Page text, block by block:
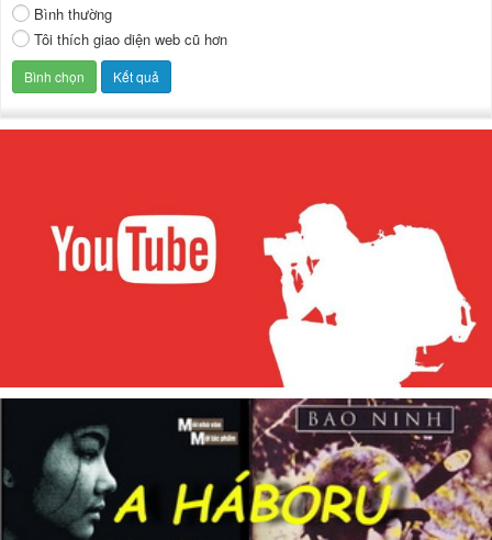
Bình thường
Tôi thích giao diện web cũ hơn